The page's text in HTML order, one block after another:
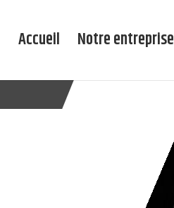
Accueil Notre entreprise